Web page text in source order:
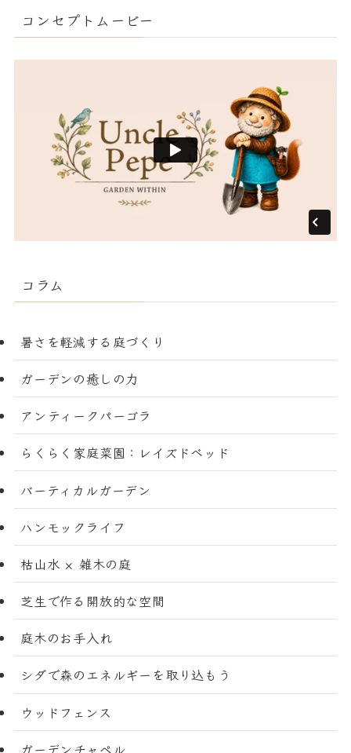
コンセプトムービー
コラム
暑さを軽減する庭づくり
ガーデンの癒しの力
アンティークパーゴラ
らくらく家庭菜園：レイズドベッド
バーティカルガーデン
ハンモックライフ
枯山水 × 雑木の庭
芝生で作る開放的な空間
庭木のお手入れ
シダで森のエネルギーを取り込もう
ウッドフェンス
ガーデンチャペル